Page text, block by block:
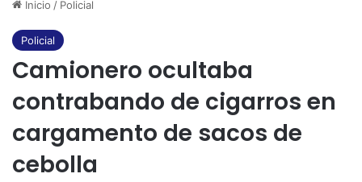
Inicio / Policial
Policial
Camionero ocultaba
contrabando de cigarros en
cargamento de sacos de
cebolla